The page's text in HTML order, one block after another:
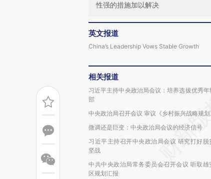
性强的措施加以解决
英文报道
China’s Leadership Vows Stable Growth
相关报道
习近平主持中央政治局会议：培养选拔优秀年
部
中央政治局召开会议 审议《乡村振兴战略规划
微调还是巨变：中央政治局会议的经济信号
习近平主持召开中央政治局会议 研究打好脱
坚战
中共中央政治局常务委员会召开会议 听取雄
区规划汇报